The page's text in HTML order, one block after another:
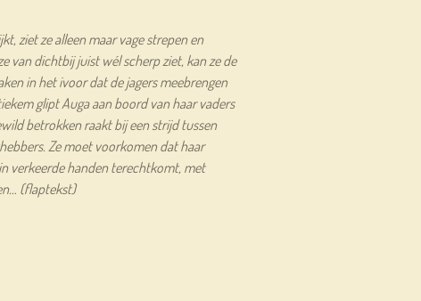
ziet ze alleen maar vage strepen en
van dichtbij juist wél scherp ziet, kan ze de
in het ivoor dat de jagers meebrengen
glipt Auga aan boord van haar vaders
betrokken raakt bij een strijd tussen
Ze moet voorkomen dat haar
verkeerde handen terechtkomt, met
(flaptekst)